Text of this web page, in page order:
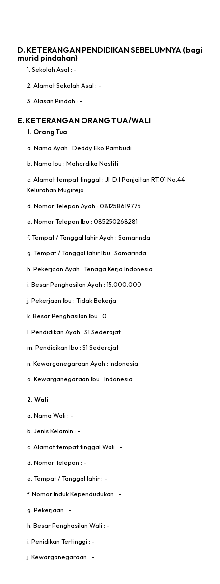
D. KETERANGAN PENDIDIKAN SEBELUMNYA (bagi
murid pindahan)
1. Sekolah Asal : -
2. Alamat Sekolah Asal : -
3. Alasan Pindah : -
E. KETERANGAN ORANG TUA/WALI
1. Orang Tua
a. Nama Ayah : Deddy Eko Pambudi
b. Nama Ibu : Mahardika Nastiti
c. Alamat tempat tinggal : Jl. D.I Panjaitan RT.01 No.44
Kelurahan Mugirejo
d. Nomor Telepon Ayah : 081258619775
e. Nomor Telepon Ibu : 085250268281
f. Tempat / Tanggal lahir Ayah : Samarinda
g. Tempat / Tanggal lahir Ibu : Samarinda
h. Pekerjaan Ayah : Tenaga Kerja Indonesia
i. Besar Penghasilan Ayah : 15.000.000
j. Pekerjaan Ibu : Tidak Bekerja
k. Besar Penghasilan Ibu : 0
l. Pendidikan Ayah : S1 Sederajat
m. Pendidikan Ibu : S1 Sederajat
n. Kewarganegaraan Ayah : Indonesia
o. Kewarganegaraan Ibu : Indonesia
2. Wali
a. Nama Wali : -
b. Jenis Kelamin : -
c. Alamat tempat tinggal Wali : -
d. Nomor Telepon : -
e. Tempat / Tanggal lahir : -
f. Nomor Induk Kependudukan : -
g. Pekerjaan : -
h. Besar Penghasilan Wali : -
i. Penidikan Tertinggi : -
j. Kewarganegaraan : -